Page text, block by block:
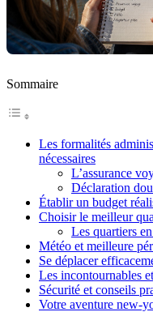
Sommaire
Les formalités
nécessaires
L’assurance
Déclaration
Établir un budget
Choisir le meilleur
Les quartiers
Météo et meilleure
Se déplacer
Les incontournables
Sécurité et conseils
Votre aventure new-